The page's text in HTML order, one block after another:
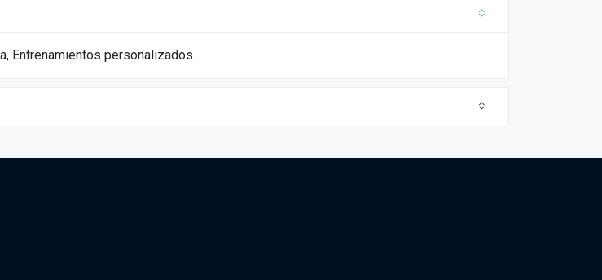
Entrenamientos personalizados